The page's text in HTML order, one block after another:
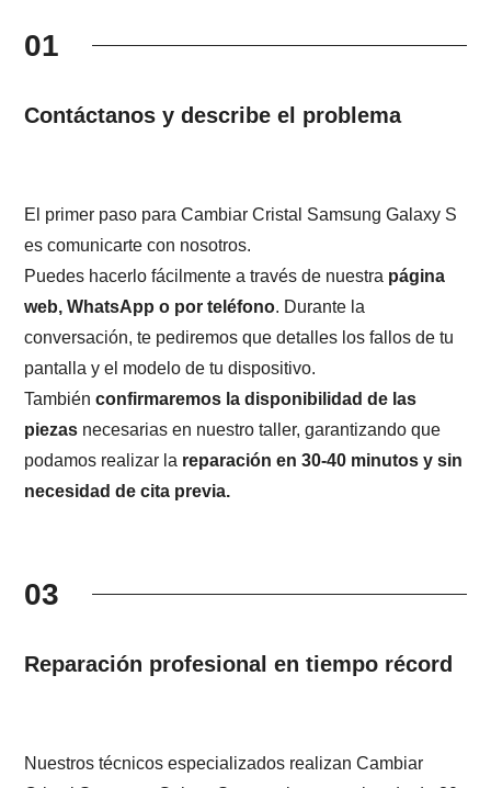
01
Contáctanos y describe el problema
El primer paso para Cambiar Cristal Samsung Galaxy S
es comunicarte con nosotros.
Puedes hacerlo fácilmente a través de nuestra página
web, WhatsApp o por teléfono. Durante la
conversación, te pediremos que detalles los fallos de tu
pantalla y el modelo de tu dispositivo.
Tambiénconfirmaremos la disponibilidad de las
piezas necesarias en nuestro taller, garantizando que
podamos realizar la reparación en 30-40 minutos y sin
necesidad de cita previa.
03
Reparación profesional en tiempo récord
Nuestros técnicos especializados realizan Cambiar